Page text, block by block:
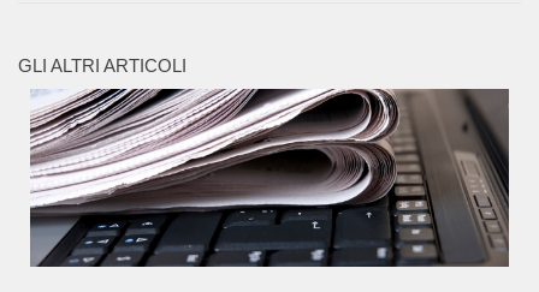
GLI ALTRI ARTICOLI